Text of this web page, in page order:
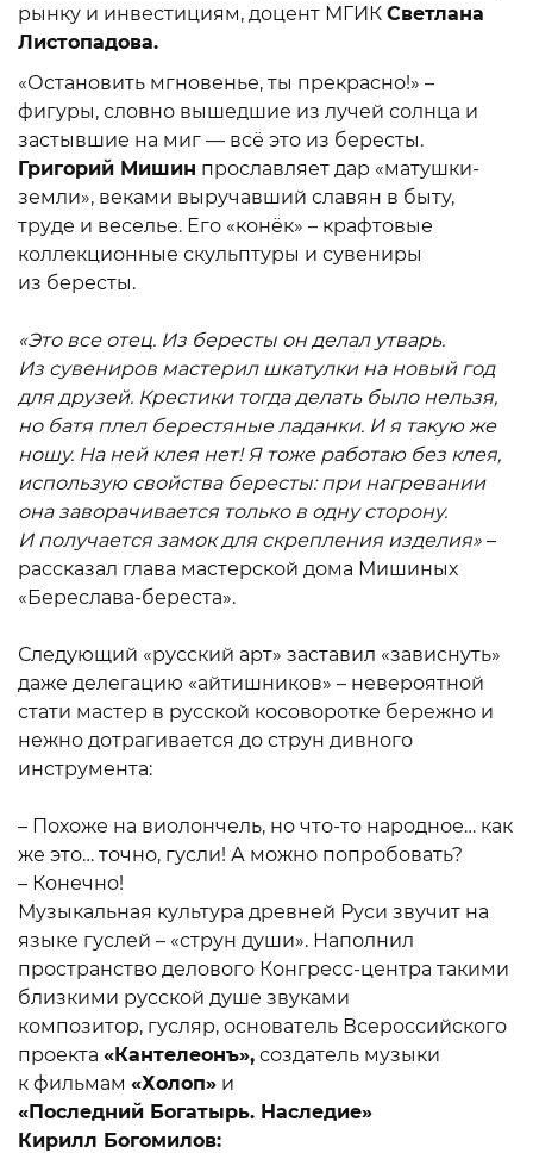
рынку и инвестициям, доцент МГИК Светлана
Листопадова.
«Остановить мгновенье, ты прекрасно!» –
фигуры, словно вышедшие из лучей солнца и
застывшие на миг — всё это из бересты.
Григорий Мишин прославляет дар «матушки-
земли», веками выручавший славян в быту,
труде и веселье. Его «конёк» – крафтовые
коллекционные скульптуры и сувениры
из бересты.
«Это все отец. Из бересты он делал утварь.
Из сувениров мастерил шкатулки на новый год
для друзей. Крестики тогда делать было нельзя,
но батя плел берестяные ладанки. И я такую же
ношу. На ней клея нет! Я тоже работаю без клея,
использую свойства бересты: при нагревании
она заворачивается только в одну сторону.
И получается замок для скрепления изделия» –
рассказал глава мастерской дома Мишиных
«Береслава-береста».
Следующий «русский арт» заставил «зависнуть»
даже делегацию «айтишников» – невероятной
стати мастер в русской косоворотке бережно и
нежно дотрагивается до струн дивного
инструмента:
– Похоже на виолончель, но что-то народное… как
же это… точно, гусли! А можно попробовать?
– Конечно!
Музыкальная культура древней Руси звучит на
языке гуслей – «струн души». Наполнил
пространство делового Конгресс-центра такими
близкими русской душе звуками
композитор, гусляр, основатель Всероссийского
проекта «Кантелеонъ», создатель музыки
к фильмам «Холоп» и
«Последний Богатырь. Наследие»
Кирилл Богомилов: